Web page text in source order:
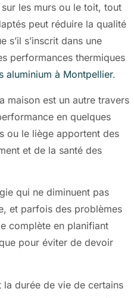
les murs ou le toit, tout
peut réduire la qualité
s’il s’inscrit dans une
performances thermiques
aluminium à Montpellier.
maison est un autre travers
en quelques
ou le liège apportent des
et de la santé des
qui ne diminuent pas
et parfois des problèmes
complète en planifiant
pour éviter de devoir
la durée de vie de certains